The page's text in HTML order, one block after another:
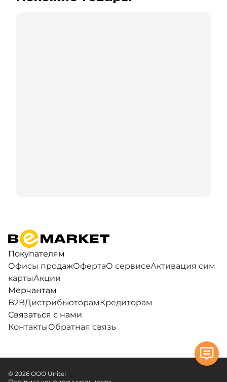
Покупателям
Офисы продажОфертаО сервисеАктивация сим
картыАкции
Мерчантам
B2BДистрибьюторамКредиторам
Связаться с нами
КонтактыОбратная связь
© 2026 ООО Unitel